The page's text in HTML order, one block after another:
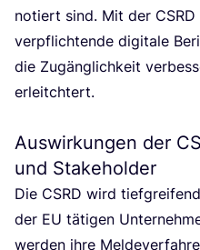
notiert sind. Mit der CSRD
ver­pflich­ten­de digi­ta­le
die Zugäng­lich­keit
erleitch­tert.
Auswirkungen der
und Stakeholder
Die CSRD wird
der EU täti­gen
wer­den ihre